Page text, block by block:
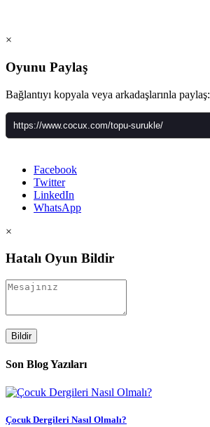
×
Oyunu Paylaş
Bağlantıyı kopyala veya arkadaşlarınla paylaş:
Facebook
Twitter
LinkedIn
WhatsApp
×
Hatalı Oyun Bildir
Bildir
Son Blog Yazıları
Çocuk Dergileri Nasıl Olmalı?